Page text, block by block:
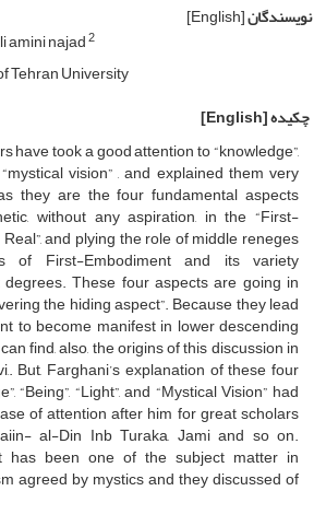
نویسندگان[English]
amini najad2
Tehran University
چکیده[English]
have took a good attention to “knowledge”,
“mystical vision” , and explained them very
they are the four fundamental aspects
without any aspiration, in the “First-
and plying the role of middle reneges
of First-Embodiment and its variety
These four aspects are going in
the hiding aspect”. Because they lead
to become manifest in lower descending
find, also, the origins of this discussion in
But, Farghani’s explanation of these four
“Being”, “Light”, and “Mystical Vision” had
of attention after him for great scholars
al-Din Inb Turaka, Jami and so on.
has been one of the subject matter in
agreed by mystics and they discussed of